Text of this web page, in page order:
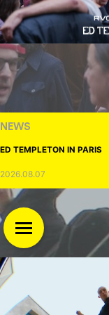
NEWS
ED TEMPLETON IN PARIS
2026.08.07